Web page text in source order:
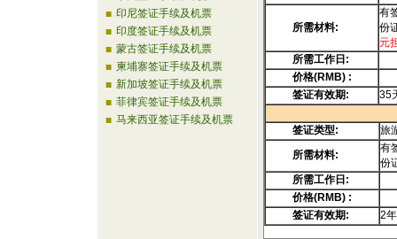
■ 印尼签证手续及机票
■ 印度签证手续及机票
■ 蒙古签证手续及机票
■ 柬埔寨签证手续及机票
■ 新加坡签证手续及机票
■ 菲律宾签证手续及机票
■ 马来西亚签证手续及机票
所需材料:
有
份
元
所需工作日 :
价格(RMB) :
签证有效期: 35
签证类型:
旅
所需材料:
有
份
所需工作日 :
价格(RMB) :
签证有效期: 2